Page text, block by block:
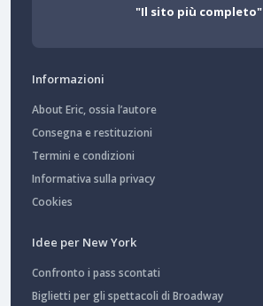
"Il sito più completo"
Informazioni
About Eric, ossia l’autore
Consegna e restituzioni
Termini e condizioni
Informativa sulla privacy
Cookies
Idee per New York
Confronto i pass scontati
Biglietti per gli spettacoli di Broadway